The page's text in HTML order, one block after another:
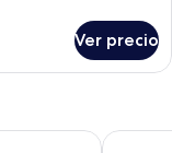
Ver precio
Hotel